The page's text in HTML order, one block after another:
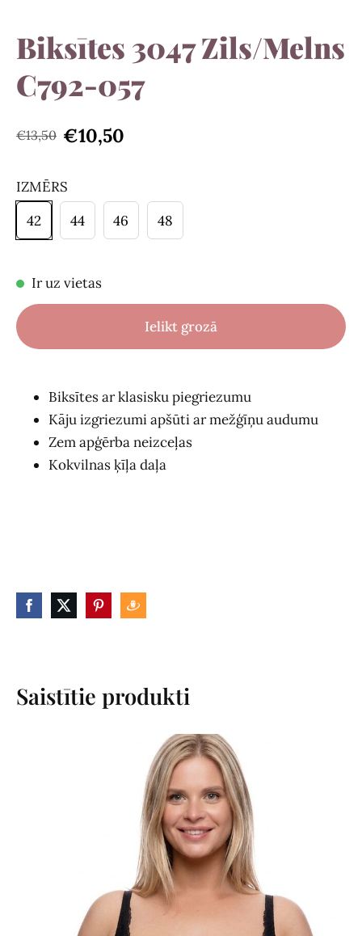
Biksītes 3047 Zils/Melns
С792-057
€13,50 €10,50
IZMĒRS
42
44 46 48
Ir uz vietas
Ielikt grozā
Biksītes ar klasisku piegriezumu
Kāju izgriezumi apšūti ar mežģīņu audumu
Zem apģērba neizceļas
Kokvilnas ķīļa daļa
Saistītie produkti